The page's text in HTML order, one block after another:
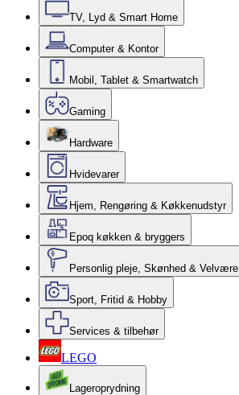
TV, Lyd & Smart Home
Computer & Kontor
Mobil, Tablet & Smartwatch
Gaming
Hardware
Hvidevarer
Hjem, Rengøring & Køkkenudstyr
Epoq køkken & bryggers
Personlig pleje, Skønhed & Velvære
Sport, Fritid & Hobby
Services & tilbehør
LEGO
Lageroprydning